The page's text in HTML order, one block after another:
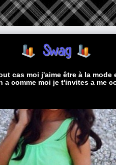
Swag
cas moi j'aime être à la
comme moi je t'invites a me